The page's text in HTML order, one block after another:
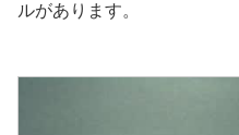
ルがあります。